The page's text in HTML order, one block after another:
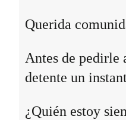
Querida
Antes de pedirle
detente un
¿Quién estoy